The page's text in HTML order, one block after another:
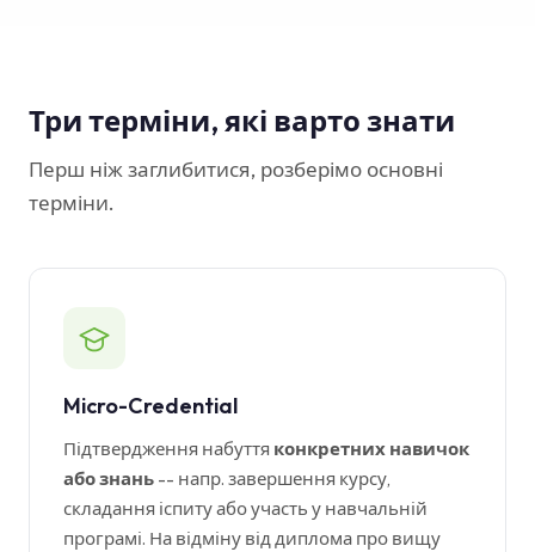
Три терміни, які варто знати
Перш ніж заглибитися, розберімо основні
терміни.
Micro-Credential
Підтвердження набуття конкретних навичок
або знань -- напр. завершення курсу,
складання іспиту або участь у навчальній
програмі. На відміну від диплома про вищу